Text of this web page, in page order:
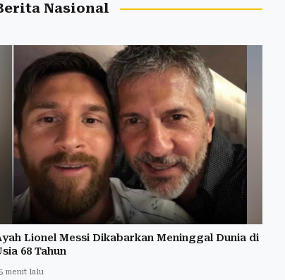
Nasional
Lionel Messi Dikabarkan Meninggal Dunia di
68 Tahun
menit lalu